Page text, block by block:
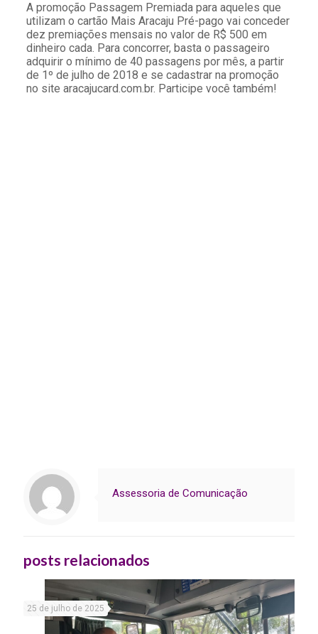
A promoção Passagem Premiada para aqueles que
utilizam o cartão Mais Aracaju Pré-pago vai conceder
dez premiações mensais no valor de R$ 500 em
dinheiro cada. Para concorrer, basta o passageiro
adquirir o mínimo de 40 passagens por mês, a partir
de 1º de julho de 2018 e se cadastrar na promoção
no site aracajucard.com.br. Participe você também!
Assessoria de Comunicação
posts relacionados
25 de julho de 2025